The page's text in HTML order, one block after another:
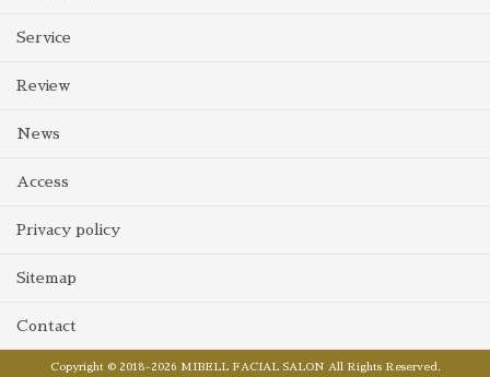
Service
Review
News
Access
Privacy policy
Sitemap
Contact
Copyright © 2018-2026 MIBELL FACIAL SALON All Rights Reserved.